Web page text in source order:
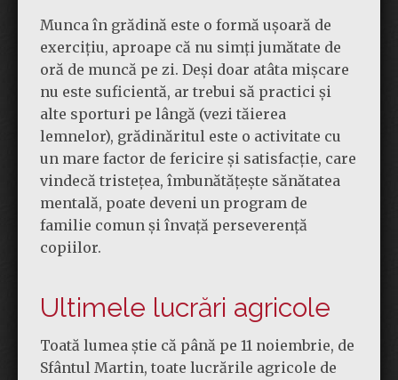
Munca în grădină este o formă ușoară de
exercițiu, aproape că nu simți jumătate de
oră de muncă pe zi. Deși doar atâta mișcare
nu este suficientă, ar trebui să practici și
alte sporturi pe lângă (vezi tăierea
lemnelor), grădinăritul este o activitate cu
un mare factor de fericire și satisfacție, care
vindecă tristețea, îmbunătățește sănătatea
mentală, poate deveni un program de
familie comun și învață perseverență
copiilor.
Ultimele lucrări agricole
Toată lumea știe că până pe 11 noiembrie, de
Sfântul Martin, toate lucrările agricole de